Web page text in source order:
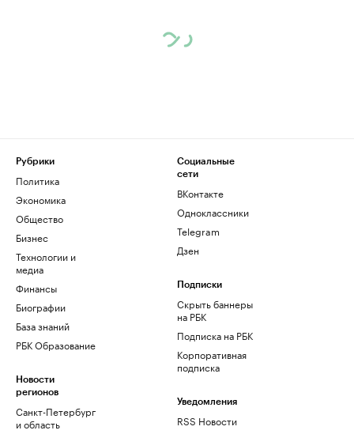
Рубрики
Политика
Экономика
Общество
Бизнес
Технологии и
медиа
Финансы
Биографии
База знаний
РБК Образование
Новости
регионов
Санкт-Петербург
и область
Социальные
сети
ВКонтакте
Одноклассники
Telegram
Дзен
Подписки
Скрыть баннеры
на РБК
Подписка на РБК
Корпоративная
подписка
Уведомления
RSS Новости